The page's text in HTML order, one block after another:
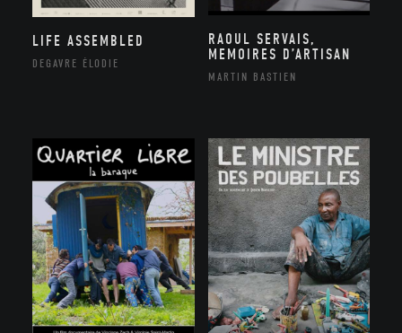
LIFE ASSEMBLED
DEGAVRE ÉLODIE
RAOUL SERVAIS,
MEMOIRES D’ARTISAN
MARTIN BASTIEN